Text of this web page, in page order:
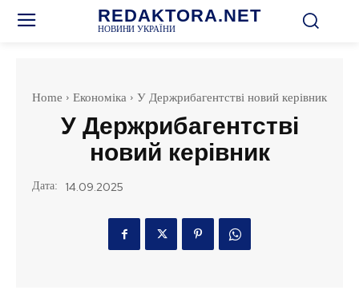
REDAKTORA.NET
НОВИНИ УКРАЇНИ
Home Економіка У Держрибагентстві новий керівник
У Держрибагентстві
новий керівник
Дата: 14.09.2025